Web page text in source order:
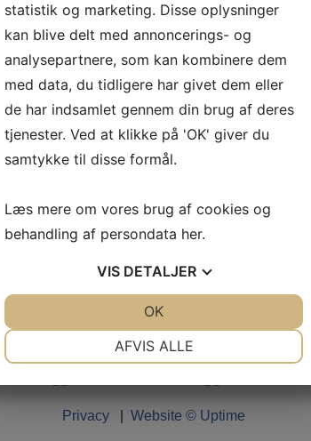
Privacy Website © Uptime
statistik og marketing. Disse oplysninger
kan blive delt med annoncerings- og
analysepartnere, som kan kombinere dem
med data, du tidligere har givet dem eller
de har indsamlet gennem din brug af deres
tjenester. Ved at klikke på 'OK' giver du
samtykke til disse formål.
Læs mere om vores brug af cookies og
behandling af persondata her.
VIS DETALJER
AFVIS ALLE
OK